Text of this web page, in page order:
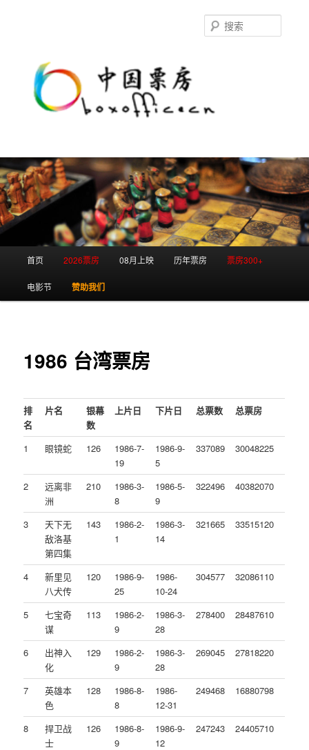
首页 2026票房 08月上映 历年票房 票房300+
电影节 赞助我们
1986 台湾票房
排
名
片名
银幕
数
上片日 下片日 总票数 总票房
1 眼镜蛇 126
1986-7-
19
1986-9-
5
337089 30048225
2
远离非
洲
210
1986-3-
8
1986-5-
9
322496 40382070
3
天下无
敌洛基
第四集
143
1986-2-
1
1986-3-
14
321665 33515120
4
新里见
八犬传
120
1986-9-
25
1986-
10-24
304577 32086110
5
七宝奇
谋
113
1986-2-
9
1986-3-
28
278400 28487610
6
出神入
化
129
1986-2-
9
1986-3-
28
269045 27818220
7
英雄本
色
128
1986-8-
8
1986-
12-31
249468 16880798
8
捍卫战
士
126
1986-8-
9
1986-9-
12
247243 24405710